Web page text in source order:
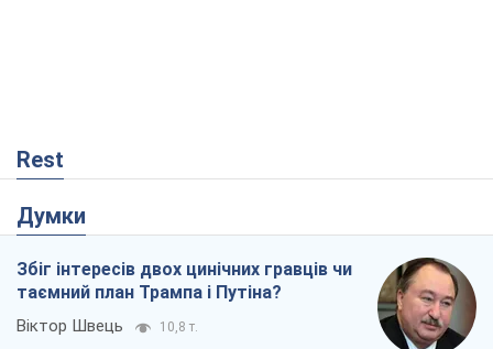
Rest
Думки
Збіг інтересів двох цинічних гравців чи
таємний план Трампа і Путіна?
Віктор Швець 10,8 т.